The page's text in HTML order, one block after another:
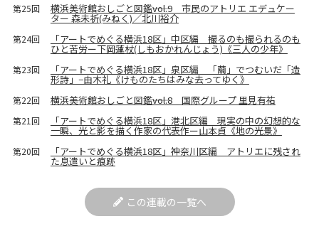
第25回 横浜美術館おしごと図鑑――vol.9 市民のアトリエ エデュケー
ター 森未祈(みねく)／北川裕介
第24回 「アートでめぐる横浜18区」中区編 撮るのも撮られるのも
ひと苦労ー下岡蓮杖(しもおかれんじょう)《三人の少年》
第23回 「アートでめぐる横浜18区」泉区編 「繭」でつむいだ「造
形詩」−由木礼《けものたちはみな去ってゆく》
第22回 横浜美術館おしごと図鑑――vol.8 国際グループ 里見有祐
第21回 「アートでめぐる横浜18区」港北区編 現実の中の幻想的な
一瞬、光と影を描く作家の代表作ー山本貞《地の光景》
第20回 「アートでめぐる横浜18区」神奈川区編 アトリエに残され
た息遣いと痕跡
この連載の一覧へ